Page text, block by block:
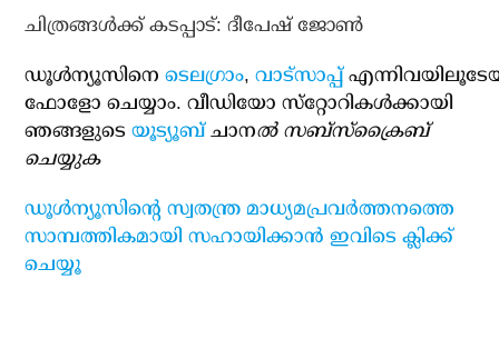
ചിത്രങ്ങള്‍ക്ക് കടപ്പാട്: ദീപേഷ് ജോണ്‍
ഡൂള്‍ന്യൂസിനെടെലഗ്രാം,വാട്‌സാപ്പ്
ഫോളോ ചെയ്യാം. വീഡിയോ സ്‌റ്റോറികള്‍ക്കായി
ഞങ്ങളുടെയൂട്യൂബ്ചാനല്‍ സബ്‌സ്‌ക്രൈബ്
ചെയ്യുക
ഡൂള്‍ന്യൂസിന്റെ സ്വതന്ത്ര മാധ്യമപ്രവര്‍ത്തനത്തെ
സാമ്പത്തികമായി സഹായിക്കാന്‍ ഇവിടെ ക്ലിക്ക്
ചെയ്യൂ